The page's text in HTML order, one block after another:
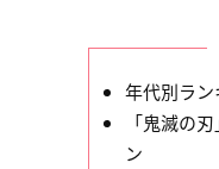
年代別ラン
「鬼滅の
ン